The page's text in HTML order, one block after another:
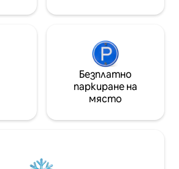
и
• съдомиялната •
бойлер •
. тостер
прибори • съдове
до която се
que necesita
cocina. Cuenta
queen size y el
equipado con
aseo. Ya sea que esté visitando Sevilla
por negocios o
apartamento es
alojarse.
Безплатно
паркиране на
място